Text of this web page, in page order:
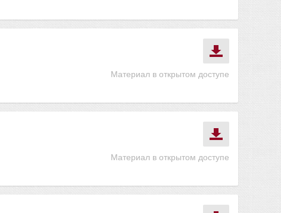
Материал в открытом доступе
Материал в открытом доступе